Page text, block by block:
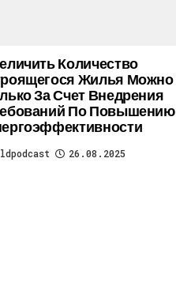
Количество
Жилья Можно
За Счет Внедрения
По Повышению
26.08.2025